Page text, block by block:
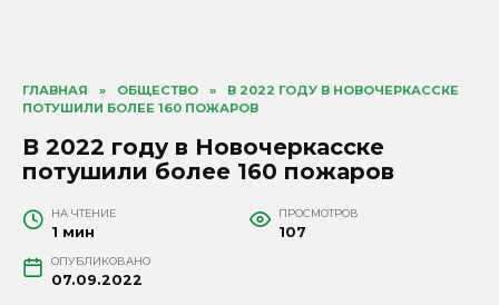
ГЛАВНАЯ » ОБЩЕСТВО »
В 2022 ГОДУ В НОВОЧЕРКАССКЕ
ПОТУШИЛИ БОЛЕЕ 160 ПОЖАРОВ
В 2022 году в Новочеркасске
потушили более 160 пожаров
НА ЧТЕНИЕ
1 мин
ПРОСМОТРОВ
107
ОПУБЛИКОВАНО
07.09.2022